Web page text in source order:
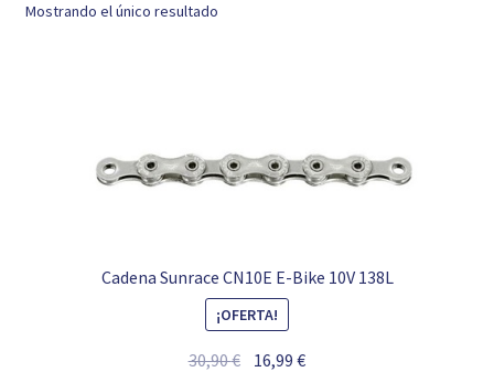
Mostrando el único resultado
Cadena Sunrace CN10E E-Bike 10V 138L
¡OFERTA!
30,90€ El16,99€El